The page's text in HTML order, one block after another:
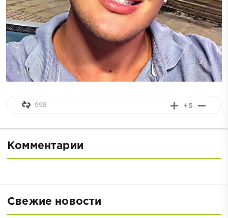
+5
998
Комментарии
Свежие новости